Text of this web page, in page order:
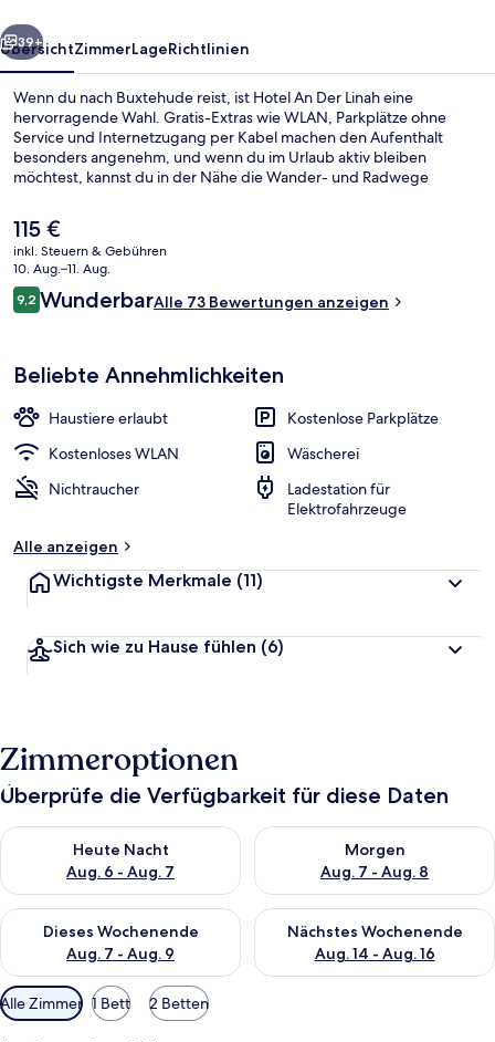
Weiter
39+
ÜbersichtZimmerLageRichtlinien
Wenn du nach Buxtehude reist, ist Hotel An Der Linah eine
hervorragende Wahl. Gratis-Extras wie WLAN, Parkplätze ohne
Service und Internetzugang per Kabel machen den Aufenthalt
besonders angenehm, und wenn du im Urlaub aktiv bleiben
möchtest, kannst du in der Nähe die Wander- und Radwege
Bikes gehören ebenfalls zum Angebot.
Der
aktuelle
Preis
beträgt
115 €.
115 €
inkl. Steuern & Gebühren
10. Aug.–11. Aug.
Bewertungen
9,29,2 von 10.
WunderbarAlle 73 Bewertungen anzeigen
Beliebte Annehmlichkeiten
Haustiere erlaubt
Kostenlose Parkplätze
Kostenloses WLAN
Wäscherei
Nichtraucher
Ladestation für
Elektrofahrzeuge
Alle anzeigen
Wichtigste Merkmale (11)
Sich wie zu Hause fühlen (6)
Zimmeroptionen
Überprüfe die Verfügbarkeit für diese Daten
Heute Nacht
Aug. 6 - Aug. 7
Überprüfe die Verfügbarkeit für heute Nacht, Aug. 6 - Aug. 7.
Morgen
Aug. 7 - Aug. 8
Überprüfe die Verfügbarkeit
Dieses Wochenende
Aug. 7 - Aug. 9
Überprüfe die Verfügbarkeit für dieses Wochenende, Aug. 7
Nächstes Wochenende
Aug. 14 - Aug. 16
Überprüfe die Verfügbarkeit
Verfügbare
Filter
Alle Zimmer 1 Bett 2 Betten